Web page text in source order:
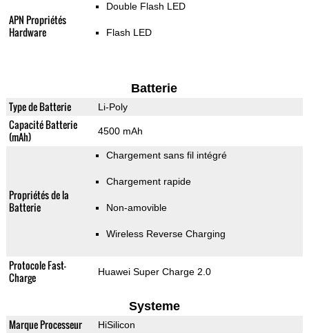
APN Propriétés
Hardware
Double Flash LED
Flash LED
Batterie
Type de Batterie Li-Poly
Capacité Batterie
(mAh)
4500 mAh
Propriétés de la
Batterie
Chargement sans fil intégré
Chargement rapide
Non-amovible
Wireless Reverse Charging
Protocole Fast-
Charge
Huawei Super Charge 2.0
Systeme
Marque Processeur HiSilicon